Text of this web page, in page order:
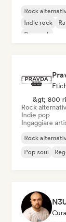
Rock
Indie rock
Pop rock
&gt; 800
Rock
Indie pop
Ingaggiare
Rock
Pop soul